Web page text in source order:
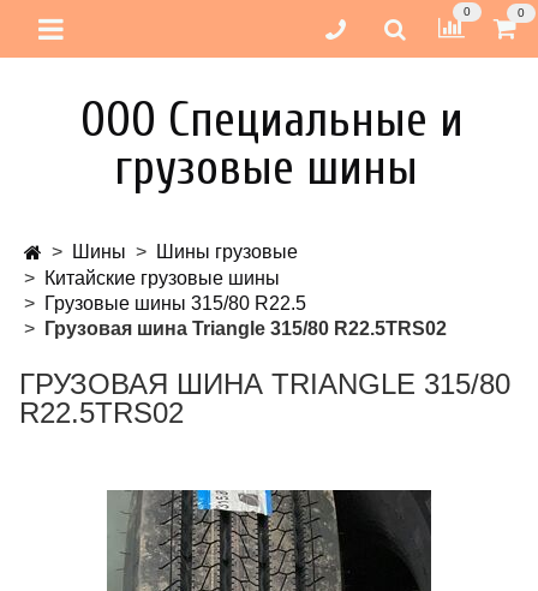
0 0
ООО Специальные и
грузовые шины
Шины
Шины грузовые
Китайские грузовые шины
Грузовые шины 315/80 R22.5
Грузовая шина Triangle 315/80 R22.5TRS02
ГРУЗОВАЯ ШИНА TRIANGLE 315/80
R22.5TRS02